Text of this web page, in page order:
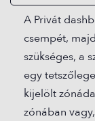
A Privát
csempét,
szükséges, a
egy
kijelölt
zónában